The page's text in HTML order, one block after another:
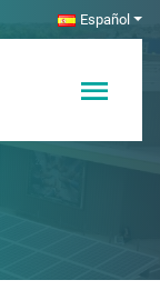
Español
Soluciones en
y